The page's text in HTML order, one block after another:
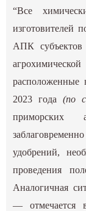
“Все
изготовителей
АПК субъектов
расположенные
2023 года (по
приморских
удобрений,
проведения
Аналогичная
— отмечается